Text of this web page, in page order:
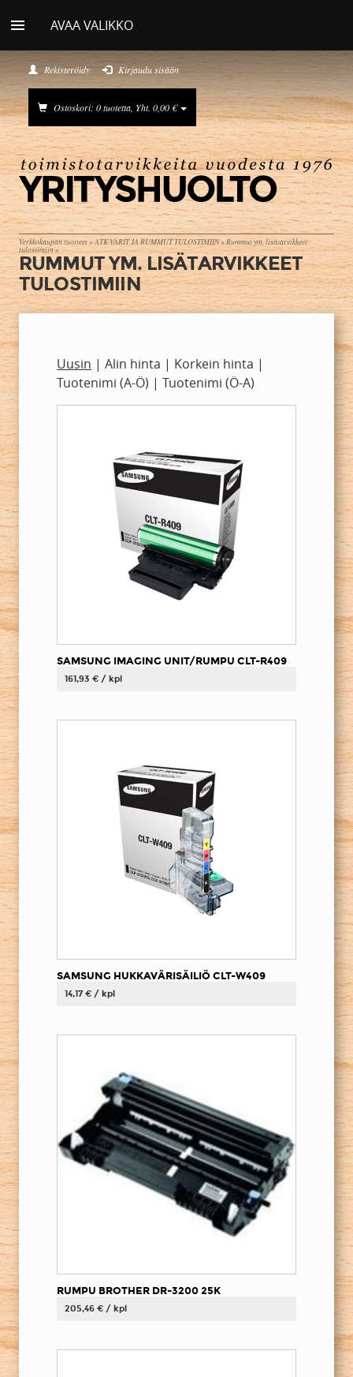
AVAA VALIKKO
Rekisteröidy Kirjaudu sisään
Ostoskori: 0 tuotetta, Yht. 0,00 €
Verkkokaupan tuotteet»ATK-VÄRIT JA RUMMUT TULOSTIMIIN»Rummut ym. lisätarvikkeet
tulostimiin»
RUMMUT YM. LISÄTARVIKKEET
TULOSTIMIIN
Uusin | Alin hinta | Korkein hinta |
Tuotenimi (A-Ö) | Tuotenimi (Ö-A)
SAMSUNG IMAGING UNIT/RUMPU CLT-R409
161,93 € / kpl
SAMSUNG HUKKAVÄRISÄILIÖ CLT-W409
14,17 € / kpl
RUMPU BROTHER DR-3200 25K
205,46 € / kpl